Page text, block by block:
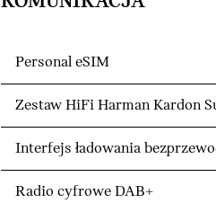
Personal eSIM
Zestaw HiFi Harman Kardon
Interfejs ładowania
Radio cyfrowe DAB+